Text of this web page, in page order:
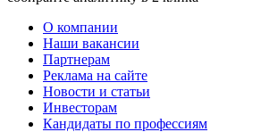
О компании
Наши вакансии
Партнерам
Реклама на сайте
Новости и статьи
Инвесторам
Кандидаты по профессиям